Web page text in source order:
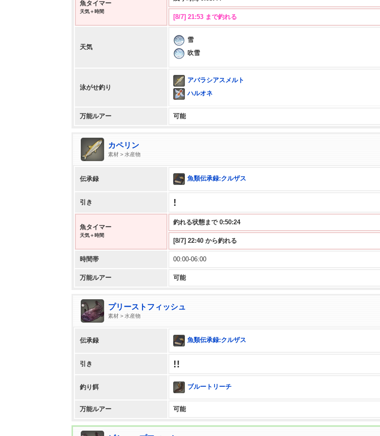
魚タイマー
天気＋時間
[8/7] 21:53 まで釣れる
天気
雪
吹雪
泳がせ釣り
アバラシアスメルト
ハルオネ
万能ルアー 可能
カペリン
素材 > 水産物
伝承録 魚類伝承録:クルザス
引き !
魚タイマー
天気＋時間
釣れる状態まで 0:50:23
[8/7] 22:40 から釣れる
時間帯 00:00-06:00
万能ルアー 可能
プリーストフィッシュ
素材 > 水産物
伝承録 魚類伝承録:クルザス
引き !!
釣り餌 ブルートリーチ
万能ルアー 可能